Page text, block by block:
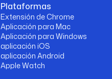
Plataformas
Extensión de Chrome
Aplicación para Mac
Aplicación para Windows
aplicación iOS
aplicación Android
Apple Watch